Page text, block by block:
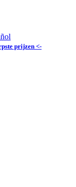
prijzen <-